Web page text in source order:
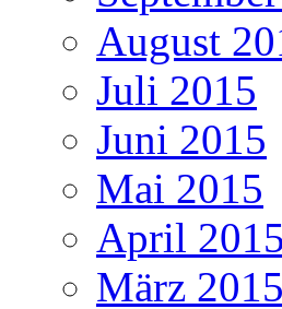
August
Juli 2015
Juni 2015
Mai 2015
April 2015
März 2015